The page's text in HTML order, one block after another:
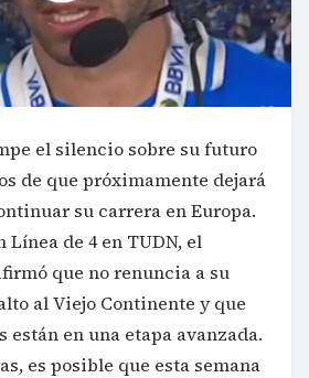
el silencio sobre su futuro
de que próximamente dejará
su carrera en Europa.
Línea de 4 en TUDN, el
que no renuncia a su
al Viejo Continente y que
están en una etapa avanzada.
es posible que esta semana